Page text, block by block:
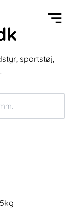
sportstøj,